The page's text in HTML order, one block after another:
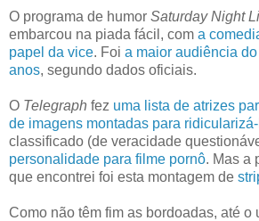
O programa de humor Saturday Night
embarcou na piada fácil, com a
papel da vice. Foi a maior audiência
anos, segundo dados oficiais.
O Telegraph fez uma lista de atrizes
de imagens montadas para
classificado (de veracidade
personalidade para filme pornô. Mas a
que encontrei foi esta montagem de
Como não têm fim as bordoadas, até o